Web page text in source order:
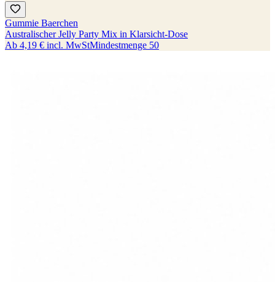
Gummie Baerchen
Australischer Jelly Party Mix in Klarsicht-Dose
Ab 4,19 € incl. MwStMindestmenge 50